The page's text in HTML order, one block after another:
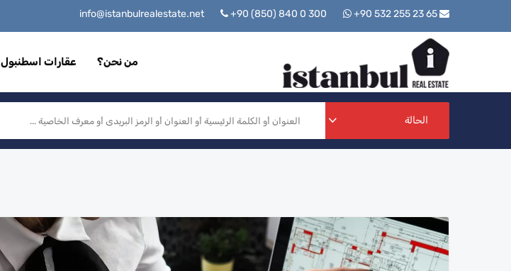
+90 (850) 840 0 300 +90 532 255 23 65
من نحن؟ عقارات اسطنبول
الحالة